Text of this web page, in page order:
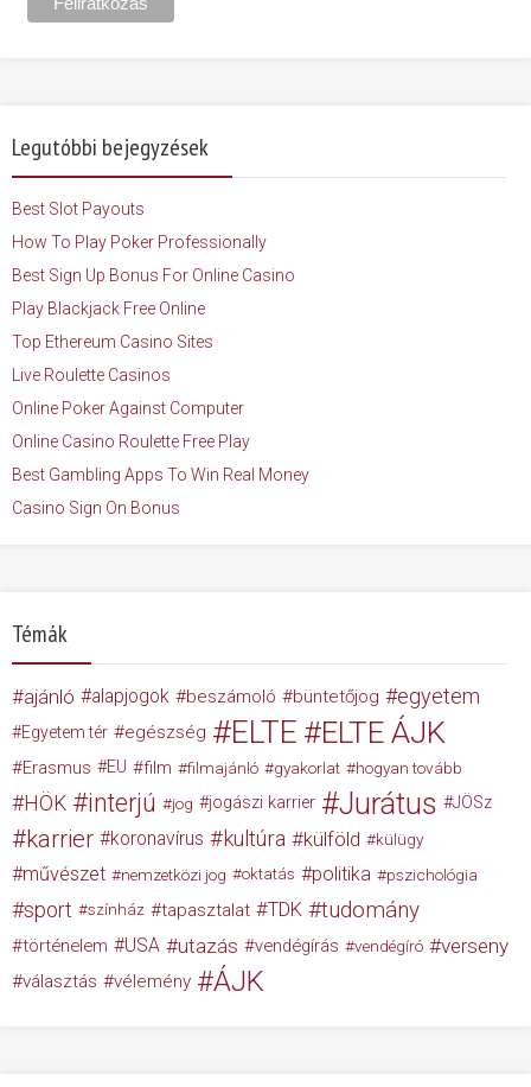
Legutóbbi bejegyzések
Best Slot Payouts
How To Play Poker Professionally
Best Sign Up Bonus For Online Casino
Play Blackjack Free Online
Top Ethereum Casino Sites
Live Roulette Casinos
Online Poker Against Computer
Online Casino Roulette Free Play
Best Gambling Apps To Win Real Money
Casino Sign On Bonus
Témák
ajánló alapjogok beszámoló büntetőjog egyetem
Egyetem tér egészség ELTE ELTE ÁJK
Erasmus EU film filmajánló gyakorlat hogyan tovább
HÖK interjú jog jogászi karrier Jurátus JÖSz
karrier koronavírus kultúra külföld külügy
művészet nemzetközi jog oktatás politika pszichológia
sport színház tapasztalat TDK tudomány
történelem USA utazás vendégírás vendégíró verseny
választás vélemény ÁJK